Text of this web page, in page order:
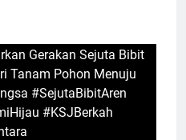
Gerakan Sejuta Bibit
Tanam Pohon Menuju
#SejutaBibitAren
#KSJBerkah